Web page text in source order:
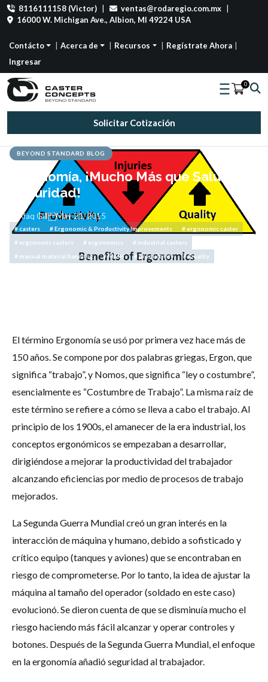
8116111158 (Victor) ventas@rodaregio.com.mx
16000 W. Michigan Ave., Albion, MI 49224 USA
Contácto Acerca de Recursos
Regístrate Ahora
Ingresar
0
Solicitar Cotización
BEYOND STANDARD BLOG
Ergonomía, ¡Mucho Más que Salud y
Seguridad!
Afaq Gill May 21, 2015
# casters # Ergonomic & Productivity Improvements
# ergonomic caster
# ergonomic casters
# ergonomics
# industrial casters
# manual material handling
# MMH # productivity # Quality
El término Ergonomía se usó por primera vez hace más de
150 años. Se compone por dos palabras griegas, Ergon, que
significa “trabajo”, y Nomos, que significa “ley o costumbre”,
esencialmente es “Costumbre de Trabajo”. La misma raíz de
este término se refiere a cómo se lleva a cabo el trabajo. Al
principio de los 1900s, el amanecer de la era industrial, los
conceptos ergonómicos se empezaban a desarrollar,
dirigiéndose a mejorar la productividad del trabajador
alcanzando eficiencias por medio de procesos de trabajo
mejorados.
La Segunda Guerra Mundial creó un gran interés en la
interacción de máquina y humano, debido a sofisticado y
crítico equipo (tanques y aviones) que se encontraban en
riesgo de comprometerse. Por lo tanto, la idea de ajustar la
máquina al tamaño del operador (soldado en este caso)
evolucionó. Se dieron cuenta de que se disminuía mucho el
riesgo haciendo más fácil alcanzar y operar controles y
botones. Después de la Segunda Guerra Mundial, el enfoque
en la ergonomía añadió seguridad al trabajador.